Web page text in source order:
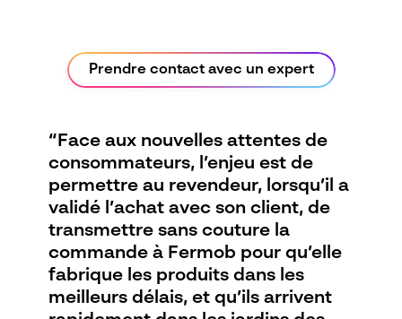
Prendre contact avec un expert
“Face aux nouvelles attentes de
consommateurs, l’enjeu est de
permettre au revendeur, lorsqu’il a
validé l’achat avec son client, de
transmettre sans couture la
commande à Fermob pour qu’elle
fabrique les produits dans les
meilleurs délais, et qu’ils arrivent